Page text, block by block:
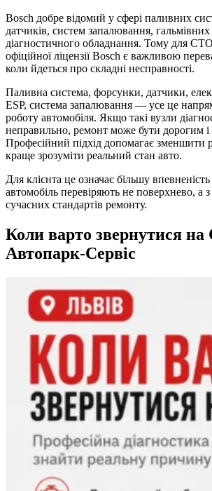
Bosch добре відомий у сфері паливних
датчиків, систем запалювання, гальмівних
діагностичного обладнання. Тому для СТО
офіційної ліцензії Bosch є важливою
коли йдеться про складні несправності.
Паливна система, форсунки, датчики,
ESP, система запалювання — усе це
роботу автомобіля. Якщо такі вузли
неправильно, ремонт може бути дорогим
Професійний підхід допомагає зменшити
краще зрозуміти реальний стан авто.
Для клієнта це означає більшу
автомобіль перевіряють не поверхнево, а
сучасних стандартів ремонту.
Коли варто звернутися
Автопарк-Сервіс